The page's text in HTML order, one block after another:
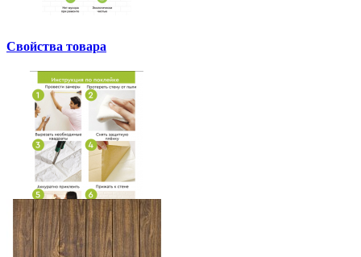
Свойства товара